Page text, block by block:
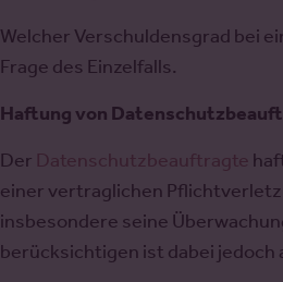
Welcher Verschuldensgrad bei
Frage des Einzelfalls.
Haftung von
Der Datenschutzbeauftragte
einer vertraglichen
insbesondere seine
berücksichtigen ist dabei